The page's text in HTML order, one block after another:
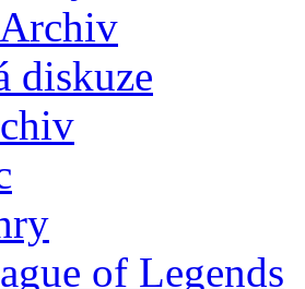
Archiv
diskuze
of Legends